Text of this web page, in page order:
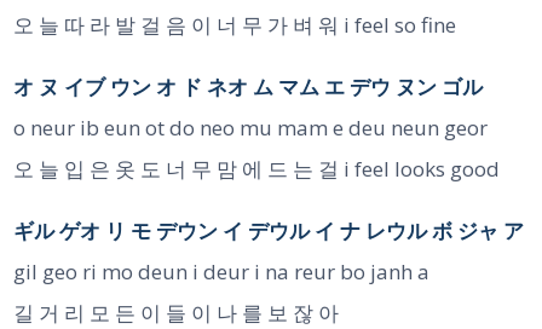
오 늘 따 라 발 걸 음 이 너 무 가 벼 워 i feel so fine
オ ヌ イブ ウン オ ド ネオ ム マム エ デウ ヌン ゴル
o neur ib eun ot do neo mu mam e deu neun geor
오 늘 입 은 옷 도 너 무 맘 에 드 는 걸 i feel looks good
ギル ゲオ リ モ デウン イ デウル イ ナ レウル ボ ジャ ア
gil geo ri mo deun i deur i na reur bo janh a
길 거 리 모 든 이 들 이 나 를 보 잖 아